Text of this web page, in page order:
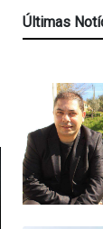
Últimas